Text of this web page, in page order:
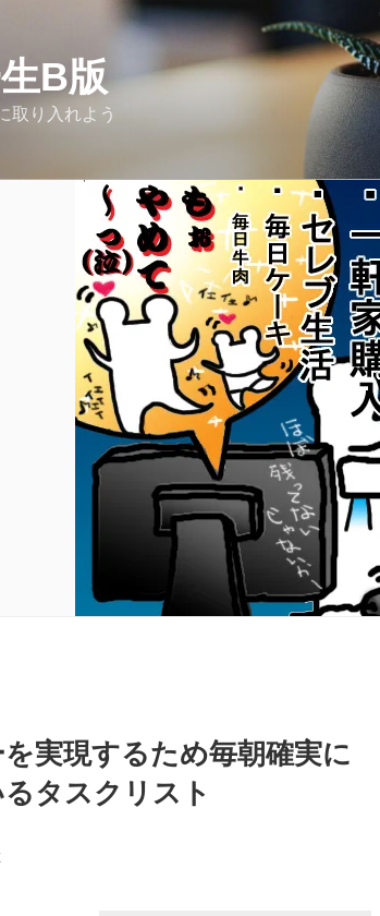
Β版
取り入れよう
実現するため毎朝確実に
タスクリスト